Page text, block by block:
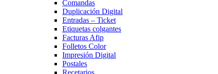
Comandas
Duplicación Digital
Entradas – Ticket
Etiquetas colgantes
Facturas Afip
Folletos Color
Impresión Digital
Postales
Recetarios